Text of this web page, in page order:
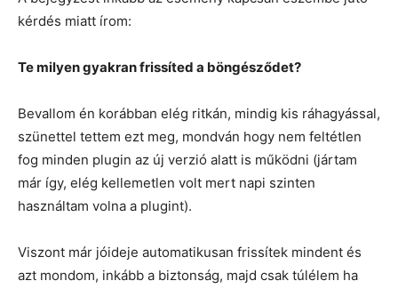
kérdés miatt írom:
Te milyen gyakran frissíted a böngésződet?
Bevallom én korábban elég ritkán, mindig kis ráhagyással,
szünettel tettem ezt meg, mondván hogy nem feltétlen
fog minden plugin az új verzió alatt is működni (jártam
már így, elég kellemetlen volt mert napi szinten
használtam volna a plugint).
Viszont már jóideje automatikusan frissítek mindent és
azt mondom, inkább a biztonság, majd csak túlélem ha